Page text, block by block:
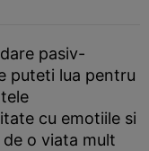
pasiv-
puteti lua pentru
cu emotiile si
o viata mult